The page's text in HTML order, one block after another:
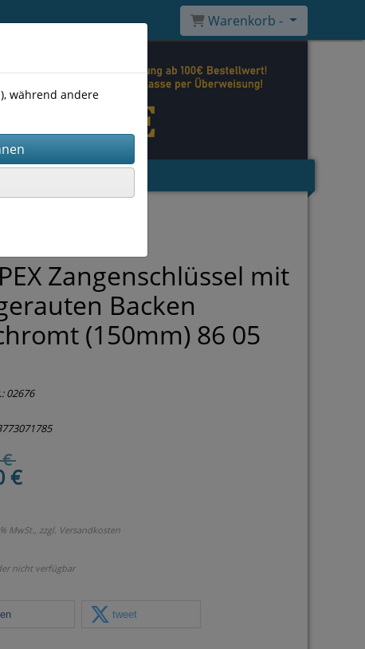
Warenkorb -
Zangenschlüssel mit
Backen
(150mm) 86 05
02676
€
€
MwSt., zzgl. Versandkosten
nicht verfügbar
tweet
während andere